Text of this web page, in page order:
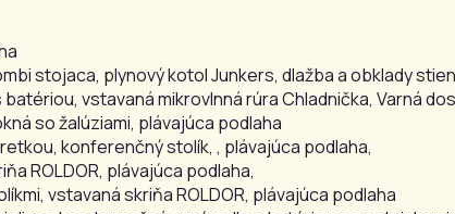
stojaca, plynový kotol Junkers, dlažba a obklady stien
vstavaná mikrovlnná rúra Chladnička, Varná
so žalúziami, plávajúca podlaha
konferenčný stolík, , plávajúca podlaha,
ROLDOR, plávajúca podlaha,
vstavaná skriňa ROLDOR, plávajúca podlaha